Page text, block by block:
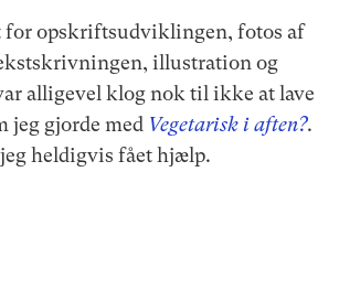
for opskriftsudviklingen, fotos af
illustration og
alligevel klog nok til ikke at lave
jeg gjorde med Vegetarisk i aften?.
heldigvis fået hjælp.